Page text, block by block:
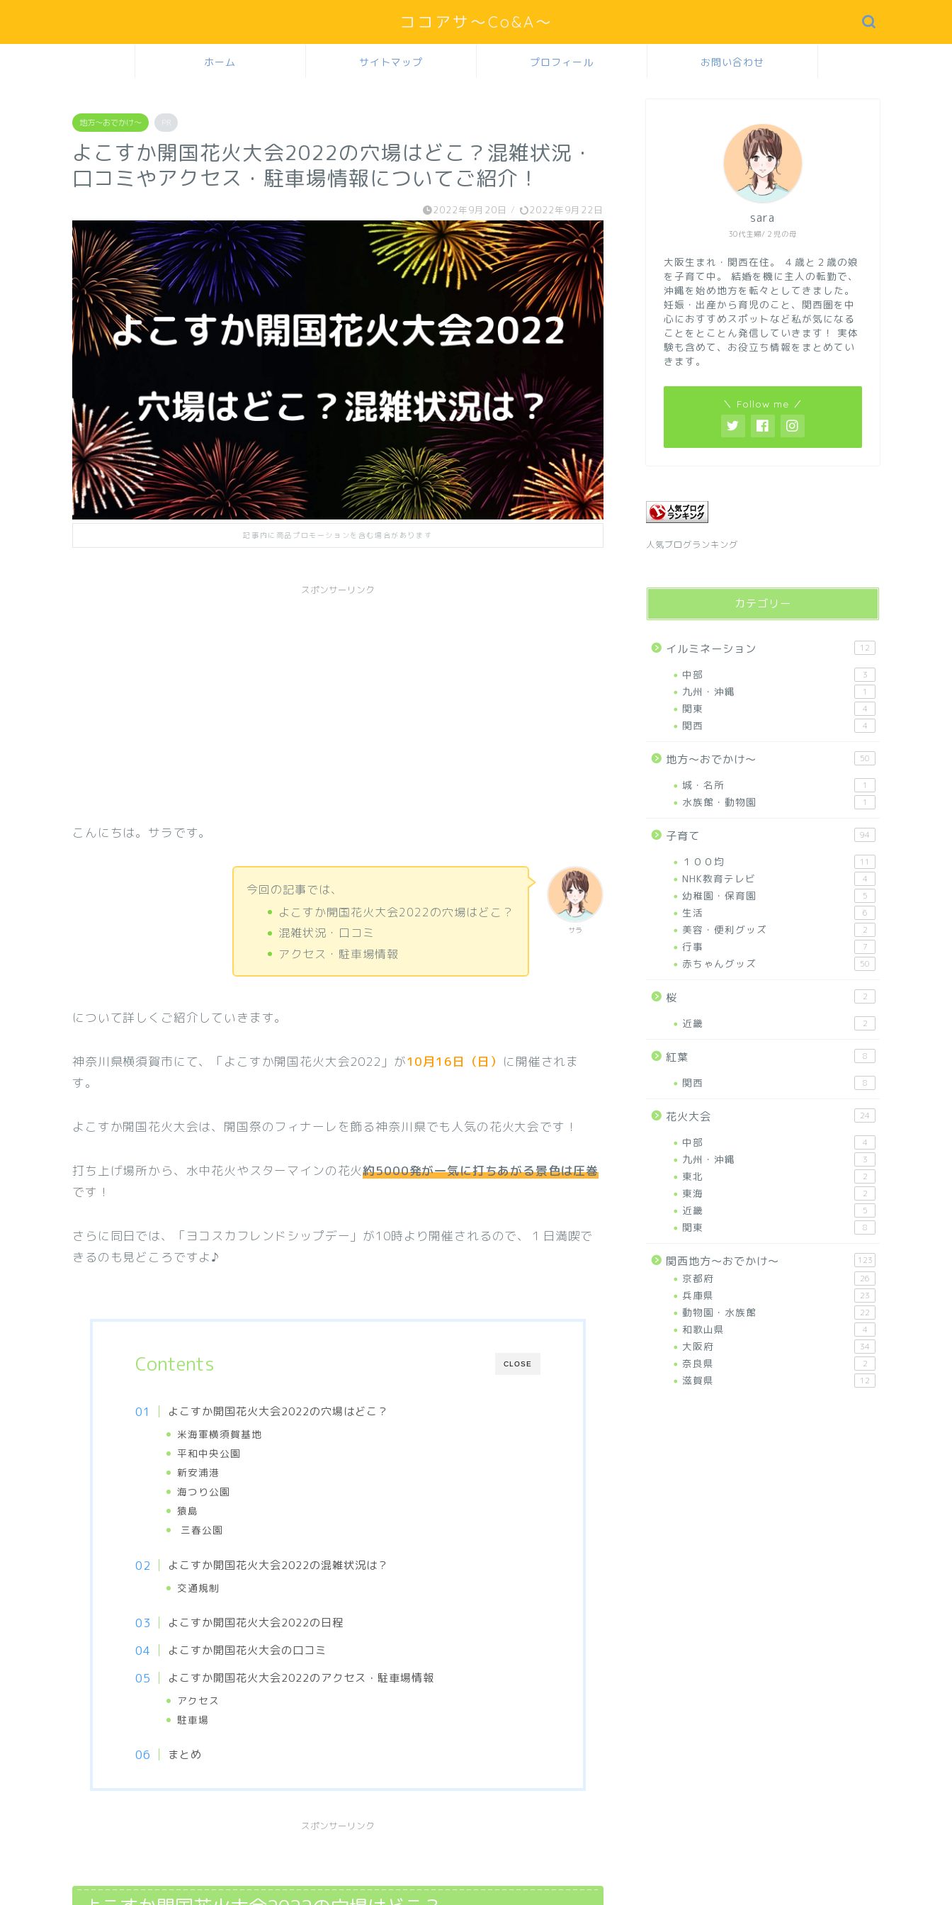
ココアサ～Co&A～
ホーム サイトマップ プロフィール お問い合わせ
地方～おでかけ～
よこすか開国花火大会2022の穴場はどこ？混雑状況・
口コミやアクセス・駐車場情報についてご紹介！
2022年9月20日 / 2022年9月22日
記事内に商品プロモーションを含む場合があります
スポンサーリンク
こんにちは。サラです。
サラ
今回の記事では、
よこすか開国花火大会2022の穴場はどこ？
混雑状況・口コミ
アクセス・駐車場情報
について詳しくご紹介していきます。
神奈川県横須賀市にて、「よこすか開国花火大会2022」が10月16日（日） に開催されま
す。
よこすか開国花火大会は、開国祭のフィナーレを飾る神奈川県でも人気の花火大会です！
打ち上げ場所から、水中花火やスターマインの花火約5000発が一気に打ちあがる景色は圧巻
です！
さらに同日では、「ヨコスカフレンドシップデー」が10時より開催されるので、１日満喫で
きるのも見どころですよ♪
CLOSE
Contents
よこすか開国花火大会2022の穴場はどこ？
米海軍横須賀基地
平和中央公園
新安浦港
海つり公園
猿島
三春公園
よこすか開国花火大会2022の混雑状況は？
交通規制
よこすか開国花火大会2022の日程
よこすか開国花火大会の口コミ
よこすか開国花火大会2022のアクセス・駐車場情報
アクセス
駐車場
まとめ
スポンサーリンク
30代主婦/２児の母
sara
大阪生まれ・関西在住。
４歳と２歳の娘
を子育て中。
結婚を機に主人の転勤で、
沖縄を始め地方を転々としてきました。
妊娠・出産から育児のこと、関西圏を中
心におすすめスポットなど私が気になる
ことをとことん発信していきます！
実体
験も含めて、お役立ち情報をまとめてい
きます。
＼ Follow me ／
人気ブログランキング
カテゴリー
イルミネーション 12
中部 3
九州・沖縄 1
関東 4
関西 4
地方～おでかけ～ 50
城・名所 1
水族館・動物園 1
子育て 94
１００均 11
NHK教育テレビ 4
幼稚園・保育園 5
生活 6
美容・便利グッズ 2
行事 7
赤ちゃんグッズ 50
桜 2
近畿 2
紅葉 8
関西 8
花火大会 24
中部 4
九州・沖縄 3
東北 2
東海 2
近畿 5
関東 8
関西地方～おでかけ～ 123
京都府 26
兵庫県 23
動物園・水族館 22
和歌山県 4
大阪府 34
奈良県 2
滋賀県 12